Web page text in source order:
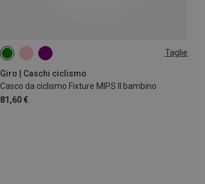
Taglie
Giro | Caschi ciclismo
Casco da ciclismo Fixture MIPS II bambino
81,60 €
50-57CM